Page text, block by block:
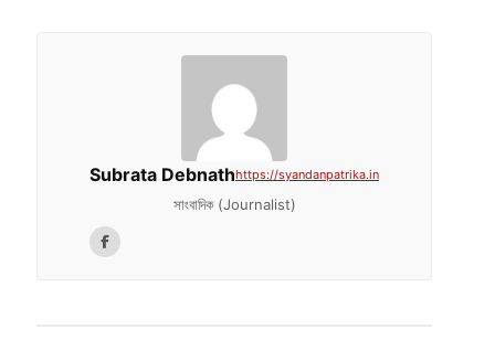
Subrata Debnathhttps://syandanpatrika.in
সাংবাদিক (Journalist)